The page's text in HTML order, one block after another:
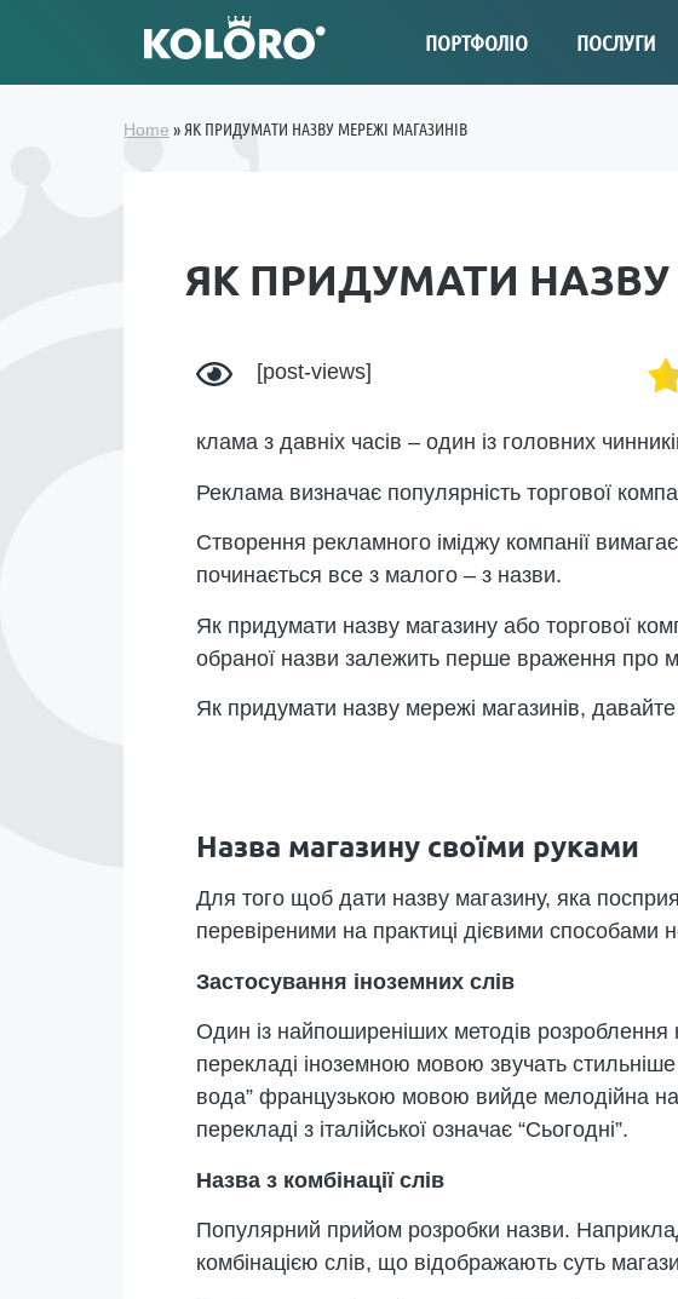
ПОРТФОЛІО ПОСЛУГИ
Home » ЯК ПРИДУМАТИ НАЗВУ МЕРЕЖІ МАГАЗИНІВ
ЯК ПРИДУМАТИ
[post-views]
клама з давніх часів – один із головних
Реклама визначає популярність торгової
Створення рекламного іміджу компанії
починається все з малого – з назви.
Як придумати назву магазину або торгової
обраної назви залежить перше враження про
Як придумати назву мережі магазинів,
Назва магазину своїми руками
Для того щоб дати назву магазину, яка
перевіреними на практиці дієвими способами
Застосування іноземних слів
Один із найпоширеніших методів розроблення
перекладі іноземною мовою звучать
вода” французькою мовою вийде мелодійна
перекладі з італійської означає “Сьогодні”.
Назва з комбінації слів
Популярний прийом розробки назви.
комбінацією слів, що відображають суть